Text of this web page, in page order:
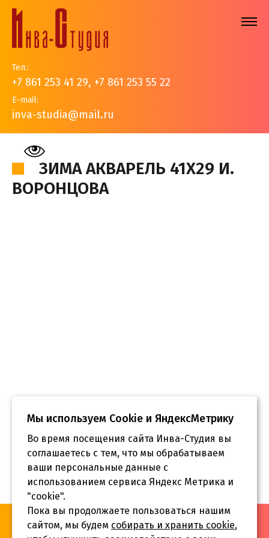
Тел.:
+7 861 253 41 29, +7 861 253 55 22
E-mail:
inva-studia@mail.ru
На главную > Наши работы > Золотые купола > Зима
ЗИМА АКВАРЕЛЬ 41Х29 И.
ВОРОНЦОВА
«Инва-Студия. Академия. Центр социальной реабилитации»,
© 2026 г.
Мы используем Сookie и ЯндексМетрику
Во время посещения сайта Инва-Студия вы
соглашаетесь с тем, что мы обрабатываем
ваши персональные данные с
использованием сервиса Яндекс Метрика и
"cookie".
Пока вы продолжаете пользоваться нашим
сайтом, мы будем собирать и хранить cookie,